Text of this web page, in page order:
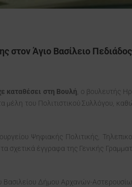
στον Άγιο Βασίλειο Πεδιάδος
καταθέσει στη Βουλή , ο βουλευτής
μέλη του Πολιτιστικού Συλλόγου,
Ψηφιακής Πολιτικής,
σχετικά έγγραφα της Γενικής
Δήμου Αρχανών-